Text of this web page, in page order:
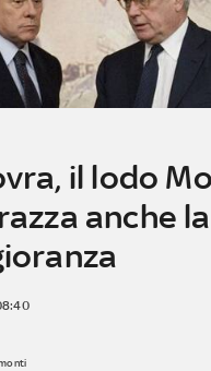
il lodo
anche la